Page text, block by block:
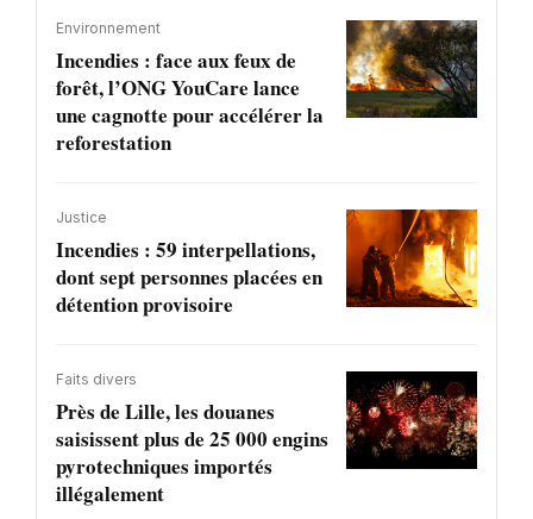
Environnement
Incendies : face aux feux de
forêt, l’ONG YouCare lance
une cagnotte pour accélérer la
reforestation
Justice
Incendies : 59 interpellations,
dont sept personnes placées en
détention provisoire
Faits divers
Près de Lille, les douanes
saisissent plus de 25 000 engins
pyrotechniques importés
illégalement